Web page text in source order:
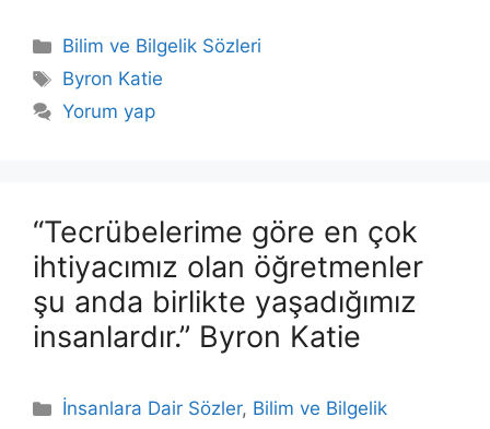
Kategoriler
Bilim ve Bilgelik Sözleri
Etiketler
Byron Katie
Yorum yap
“Tecrübelerime göre en çok
ihtiyacımız olan öğretmenler
şu anda birlikte yaşadığımız
insanlardır.” Byron Katie
Kategoriler
İnsanlara Dair Sözler, Bilim ve Bilgelik